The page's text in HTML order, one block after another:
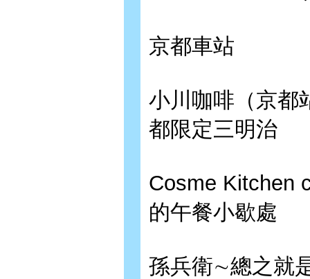
京都車站
小川咖啡（京都
都限定三明治
Cosme Kitchen
的午餐小歇處
孫兵衛∼總之就